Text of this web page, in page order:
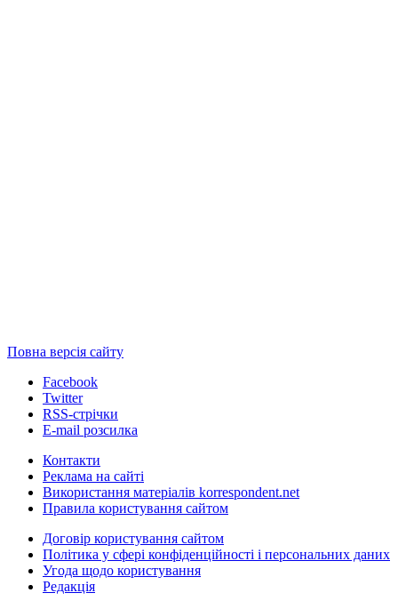
Повна версія сайту
Facebook
Twitter
RSS-стрічки
E-mail розсилка
Контакти
Реклама на сайті
Використання матеріалів korrespondent.net
Правила користування сайтом
Договір користування сайтом
Політика у сфері конфіденційності і персональних даних
Угода щодо користування
Редакція